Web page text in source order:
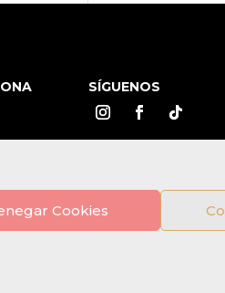
Cookies
SÍGUENOS